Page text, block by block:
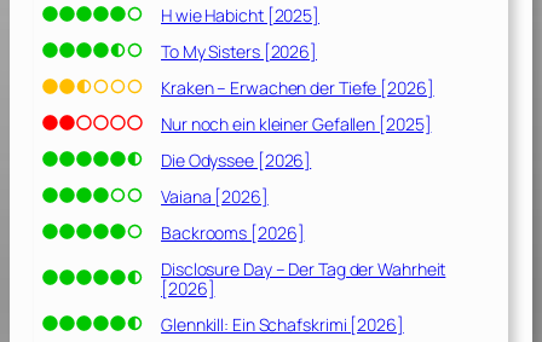
H wie Habicht [2025]
To My Sisters [2026]
Kraken – Erwachen der Tiefe [2026]
Nur noch ein kleiner Gefallen [2025]
Die Odyssee [2026]
Vaiana [2026]
Backrooms [2026]
Disclosure Day – Der Tag der Wahrheit
[2026]
Glennkill: Ein Schafskrimi [2026]